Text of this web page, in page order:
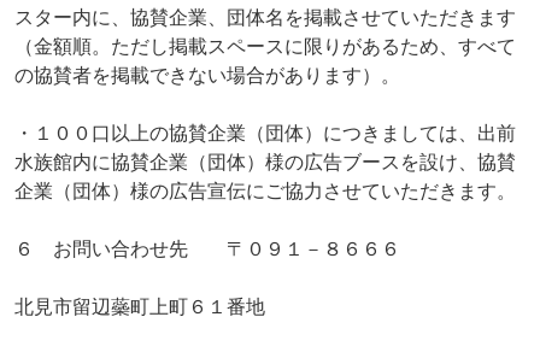
スター内に、協賛企業、団体名を掲載させていただきます
（金額順。ただし掲載スペースに限りがあるため、すべて
の協賛者を掲載できない場合があります）。
・１００口以上の協賛企業（団体）につきましては、出前
水族館内に協賛企業（団体）様の広告ブースを設け、協賛
企業（団体）様の広告宣伝にご協力させていただきます。
６ お問い合わせ先 〒０９１－８６６６
北見市留辺蘂町上町６１番地